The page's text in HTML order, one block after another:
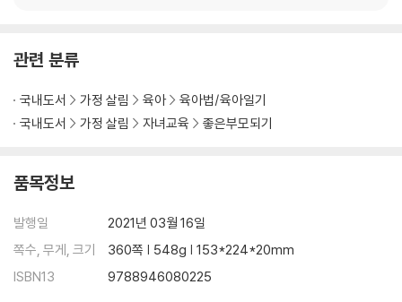
관련 분류
국내도서 가정 살림 육아
육아법/육아일기
국내도서
가정 살림 자녀교육 좋은부모되기
품목정보
발행일
2021년 03월 16일
쪽수, 무게, 크기
360쪽 | 548g | 153*224*20mm
ISBN13
9788946080225